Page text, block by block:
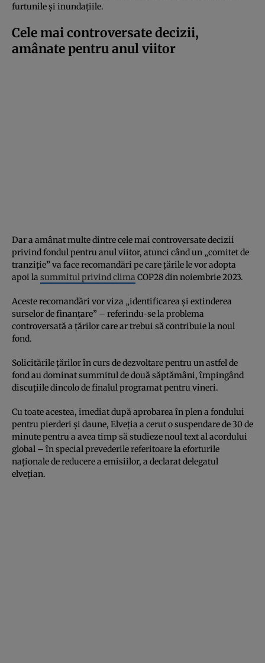
furtunile și inundațiile.
Cele mai controversate decizii,
amânate pentru anul viitor
Dar a amânat multe dintre cele mai controversate decizii
privind fondul pentru anul viitor, atunci când un „comitet de
tranziție” va face recomandări pe care țările le vor adopta
apoi la summitul privind clima COP28 din noiembrie 2023.
Aceste recomandări vor viza „identificarea și extinderea
surselor de finanțare” – referindu-se la problema
controversată a țărilor care ar trebui să contribuie la noul
fond.
Solicitările țărilor în curs de dezvoltare pentru un astfel de
fond au dominat summitul de două săptămâni, împingând
discuțiile dincolo de finalul programat pentru vineri.
Cu toate acestea, imediat după aprobarea în plen a fondului
pentru pierderi și daune, Elveția a cerut o suspendare de 30 de
minute pentru a avea timp să studieze noul text al acordului
global – în special prevederile referitoare la eforturile
naționale de reducere a emisiilor, a declarat delegatul
elvețian.